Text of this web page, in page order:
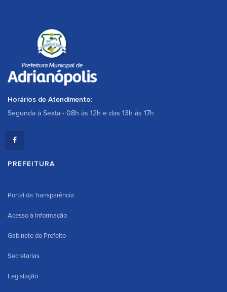
Horários de Atendimento:
Segunda à Sexta - 08h às 12h e das 13h às 17h
PREFEITURA
Portal da Transparência
Acesso à Informação
Gabinete do Prefeito
Secretarias
Legislação